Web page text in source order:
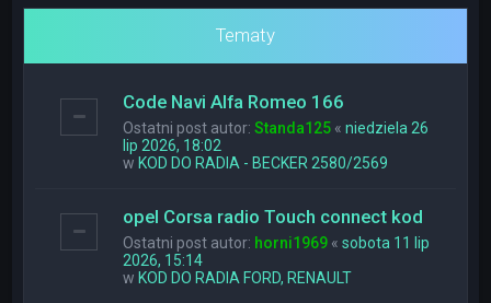
Tematy
Code Navi Alfa Romeo 166
Ostatni post autor:Standa125 «niedziela 26
lip 2026, 18:02
w KOD DO RADIA - BECKER 2580/2569
opel Corsa radio Touch connect kod
Ostatni post autor: horni1969 «sobota 11 lip
2026, 15:14
w KOD DO RADIA FORD, RENAULT